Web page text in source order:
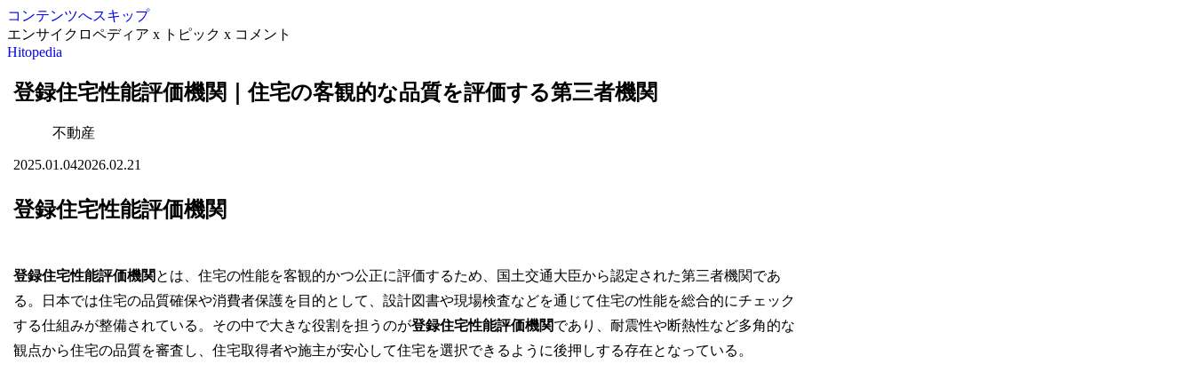
コンテンツへスキップ
エンサイクロペディア x トピック x コメント
Hitopedia
登録住宅性能評価機関｜住宅の客観的な品質を評価する第三者機関
不動産
2025.01.042026.02.21
登録住宅性能評価機関
登録住宅性能評価機関 とは、住宅の性能を客観的かつ公正に評価するため、国土交通大臣から認定された第三者機関であ
る。日本では住宅の品質確保や消費者保護を目的として、設計図書や現場検査などを通じて住宅の性能を総合的にチェック
する仕組みが整備されている。その中で大きな役割を担うのが登録住宅性能評価機関であり、耐震性や断熱性など多角的な
観点から住宅の品質を審査し、住宅取得者や施主が安心して住宅を選択できるように後押しする存在となっている。